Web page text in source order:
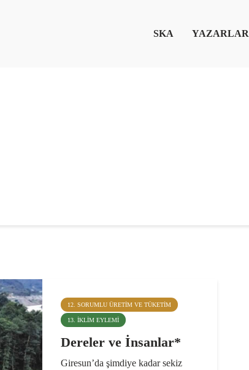
SKA YAZARLAR
12. SORUMLU ÜRETIM VE TÜKETIM
13. İKLIM EYLEMI
Dereler ve İnsanlar*
Giresun’da şimdiye kadar sekiz